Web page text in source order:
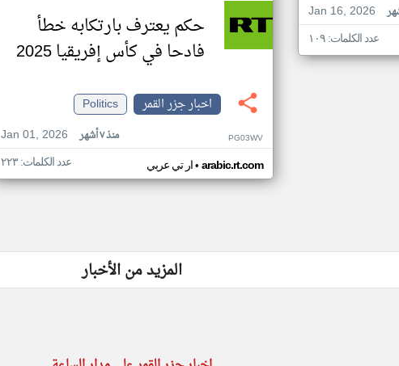
Jan 16, 2026
عدد الكلمات: ١٠٩
حكم يعترف بارتكابه خطأ
فادحا في كأس إفريقيا 2025
اخبار جزر القمر
Politics
Jan 01, 2026
منذ ٧ أشهر PG03WV
ار تي عربي• arabic.rt.com عدد الكلمات: ٢٢٣
المزيد من الأخبار